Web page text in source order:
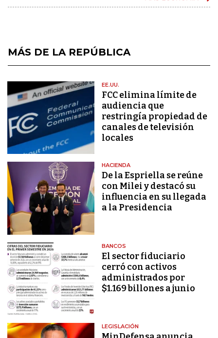
MÁS DE LA REPÚBLICA
EE.UU.
FCC elimina límite de
audiencia que
restringía propiedad de
canales de televisión
locales
HACIENDA
De la Espriella se reúne
con Milei y destacó su
influencia en su llegada
a la Presidencia
BANCOS
El sector fiduciario
cerró con activos
administrados por
$1.169 billones a junio
LEGISLACIÓN